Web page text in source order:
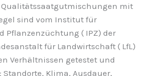
Qualitätssaatgutmischungen mit
sind vom Institut für
Pflanzenzüchtung ( IPZ) der
für Landwirtschaft ( LfL)
Verhältnissen getestet und
Klima, Ausdauer,